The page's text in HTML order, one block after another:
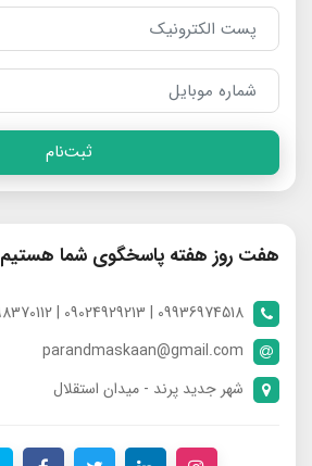
ثبت‌نام
هفت روز هفته پاسخگوی شما هستیم
09936974518 | 09024929213 | 09398370112
parandmaskaan@gmail.com
شهر جدید پرند - میدان استقلال